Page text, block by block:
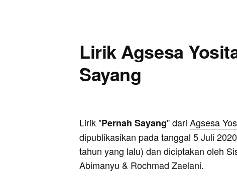
Lirik Agsesa
Sayang
Lirik "Pernah Sayang" dari Agsesa
dipublikasikan pada tanggal 5 Juli
tahun yang lalu) dan diciptakan oleh
Abimanyu & Rochmad Zaelani.